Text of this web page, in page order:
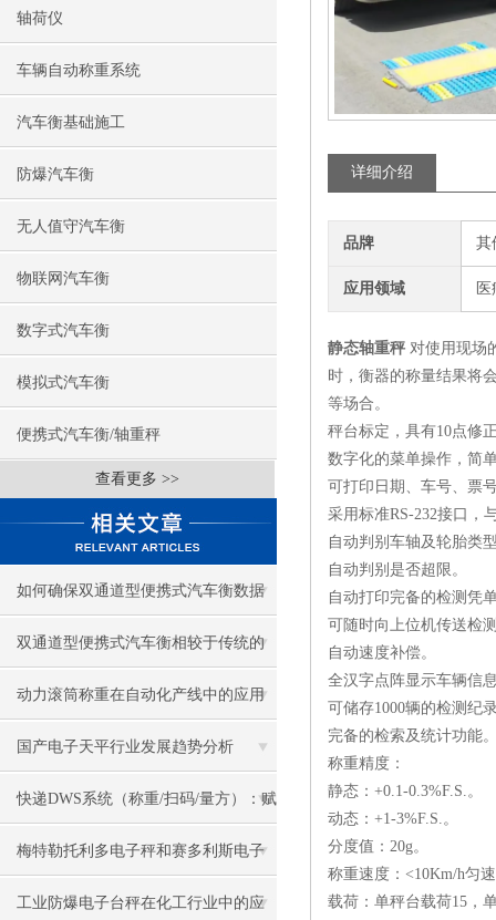
轴荷仪
车辆自动称重系统
汽车衡基础施工
防爆汽车衡
无人值守汽车衡
物联网汽车衡
数字式汽车衡
模拟式汽车衡
便携式汽车衡/轴重秤
查看更多 >>
如何确保双通道型便携式汽车衡数据
的稳定性与安全性？
双通道型便携式汽车衡相较于传统的
汽车衡提高了称重效率
动力滚筒称重在自动化产线中的应用
优势
国产电子天平行业发展趋势分析
快递DWS系统（称重/扫码/量方）：赋
能物流高效运转，筑牢精准管控防线
梅特勒托利多电子秤和赛多利斯电子
秤那个好？
工业防爆电子台秤在化工行业中的应
详细介绍
品牌 其
应用领域
静态轴重秤 对使用现场
时，衡器的称量结果将
等场合。
秤台标定，具有10点修
数字化的菜单操作，简
可打印日期、车号、票
采用标准RS-232接口，
自动判别车轴及轮胎类
自动判别是否超限。
自动打印完备的检测凭
可随时向上位机传送检
自动速度补偿。
全汉字点阵显示车辆信
可储存1000辆的检测纪
完备的检索及统计功能
称重精度：
静态：+0.1-0.3%F.S.。
动态：+1-3%F.S.。
分度值：20g。
称重速度：<10Km/h匀
载荷：单秤台载荷15，